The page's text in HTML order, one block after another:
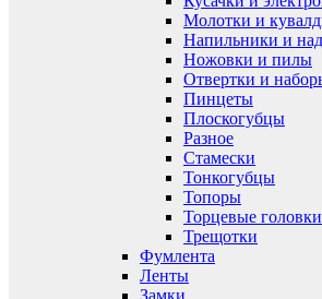
Молотки и
Напильники и
Ножовки и пилы
Отвертки и
Пинцеты
Плоскогубцы
Разное
Стамески
Тонкогубцы
Топоры
Торцевые
Трещотки
Фумлента
Ленты
Замки